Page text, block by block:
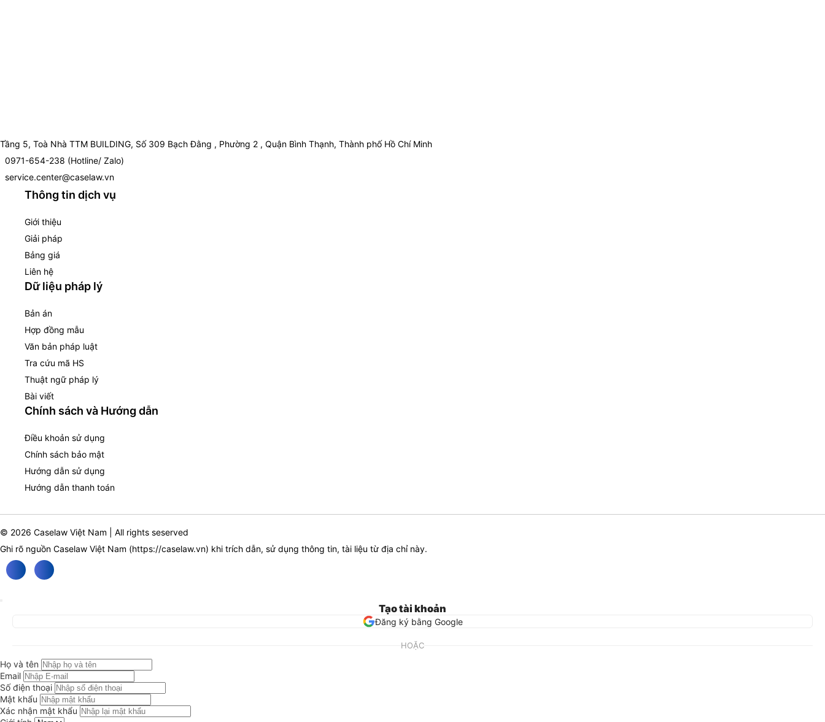
Tầng 5, Toà Nhà TTM BUILDING, Số 309 Bạch Đằng , Phường 2 , Quận Bình Thạnh, Thành phố Hồ Chí Minh
0971-654-238 (Hotline/ Zalo)
service.center@caselaw.vn
Thông tin dịch vụ
Giới thiệu
Giải pháp
Bảng giá
Liên hệ
Dữ liệu pháp lý
Bản án
Hợp đồng mẫu
Văn bản pháp luật
Tra cứu mã HS
Thuật ngữ pháp lý
Bài viết
Chính sách và Hướng dẫn
Điều khoản sử dụng
Chính sách bảo mật
Hướng dẫn sử dụng
Hướng dẫn thanh toán
© 2026 Caselaw Việt Nam | All rights seserved
Ghi rõ nguồn Caselaw Việt Nam (https://caselaw.vn) khi trích dẫn, sử dụng thông tin, tài liệu từ địa chỉ này.
Tạo tài khoản
Đăng ký bằng Google
HOẶC
Họ và tên
Email
Số điện thoại
Mật khẩu
Xác nhận mật khẩu